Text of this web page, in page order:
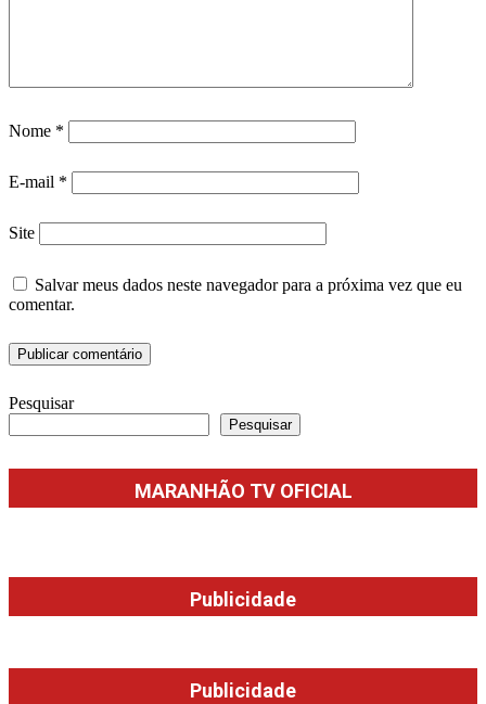
Nome *
E-mail *
Site
Salvar meus dados neste navegador para a próxima vez que eu
comentar.
Pesquisar
Pesquisar
MARANHÃO TV OFICIAL
Publicidade
Publicidade